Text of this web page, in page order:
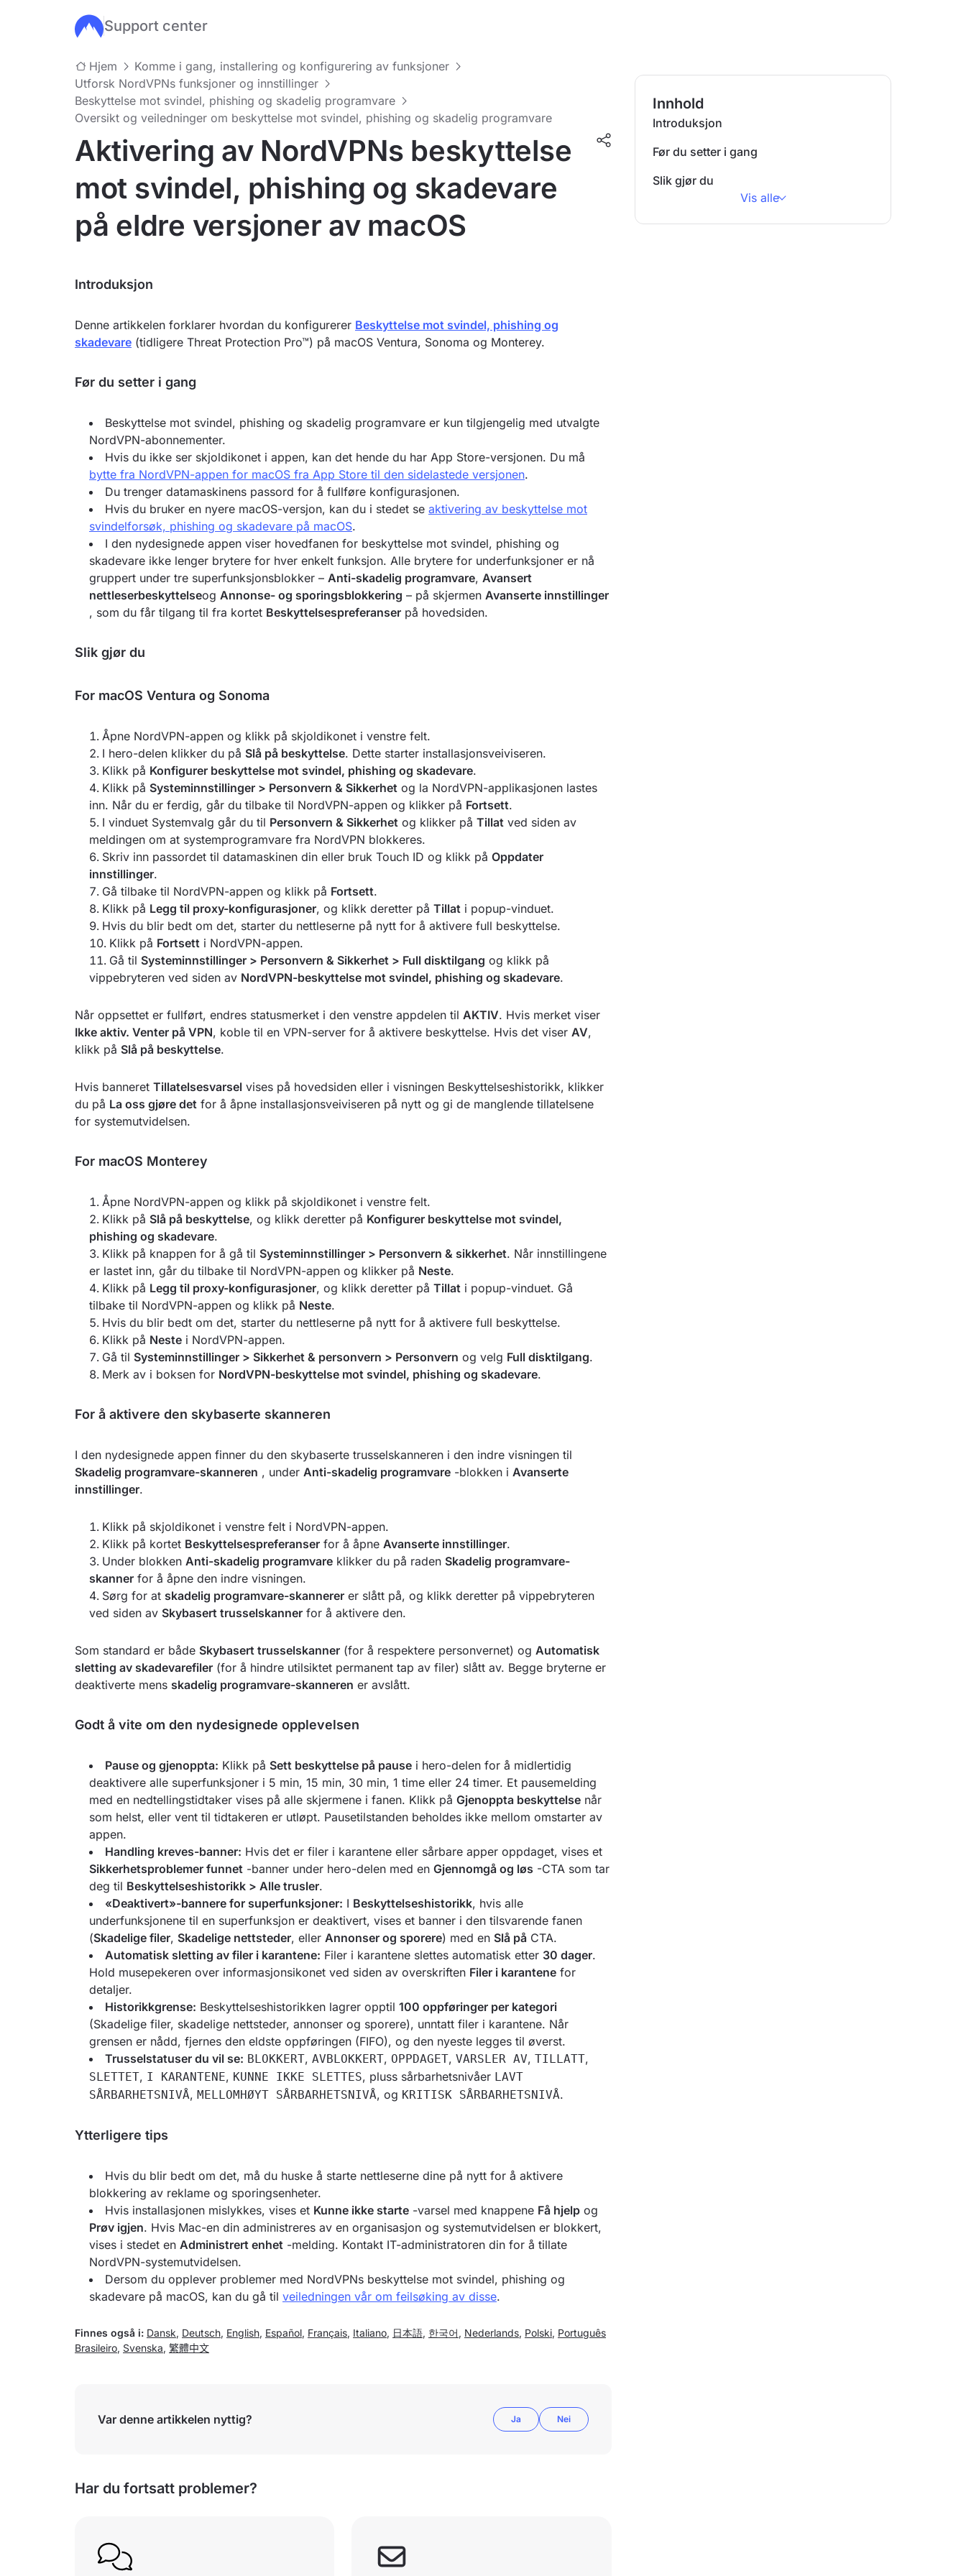
Hopp til hovedinnhold
Support center
Hjem
Komme i gang, installering og konfigurering av funksjoner
Utforsk NordVPNs funksjoner og innstillinger
Beskyttelse mot svindel, phishing og skadelig programvare
Oversikt og veiledninger om beskyttelse mot svindel, phishing og skadelig programvare
Aktivering av NordVPNs beskyttelse
mot svindel, phishing og skadevare
på eldre versjoner av macOS
Introduksjon
Denne artikkelen forklarer hvordan du konfigurerer Beskyttelse mot svindel, phishing og
skadevare (tidligere Threat Protection Pro™) på macOS Ventura, Sonoma og Monterey.
Før du setter i gang
Beskyttelse mot svindel, phishing og skadelig programvare er kun tilgjengelig med utvalgte
NordVPN-abonnementer.
Hvis du ikke ser skjoldikonet i appen, kan det hende du har App Store-versjonen. Du må
bytte fra NordVPN-appen for macOS fra App Store til den sidelastede versjonen.
Du trenger datamaskinens passord for å fullføre konfigurasjonen.
Hvis du bruker en nyere macOS-versjon, kan du i stedet se aktivering av beskyttelse mot
svindelforsøk, phishing og skadevare på macOS.
I den nydesignede appen viser hovedfanen for beskyttelse mot svindel, phishing og
skadevare ikke lenger brytere for hver enkelt funksjon. Alle brytere for underfunksjoner er nå
gruppert under tre superfunksjonsblokker – Anti-skadelig programvare, Avansert
nettleserbeskyttelseog Annonse- og sporingsblokkering – på skjermen Avanserte innstillinger
, som du får tilgang til fra kortet Beskyttelsespreferanser på hovedsiden.
Slik gjør du
For macOS Ventura og Sonoma
Åpne NordVPN-appen og klikk på skjoldikonet i venstre felt.
I hero-delen klikker du på Slå på beskyttelse. Dette starter installasjonsveiviseren.
Klikk på Konfigurer beskyttelse mot svindel, phishing og skadevare.
Klikk på Systeminnstillinger > Personvern & Sikkerhet og la NordVPN-applikasjonen lastes
inn. Når du er ferdig, går du tilbake til NordVPN-appen og klikker på Fortsett.
I vinduet Systemvalg går du til Personvern & Sikkerhet og klikker på Tillat ved siden av
meldingen om at systemprogramvare fra NordVPN blokkeres.
Skriv inn passordet til datamaskinen din eller bruk Touch ID og klikk på Oppdater
innstillinger.
Gå tilbake til NordVPN-appen og klikk på Fortsett.
Klikk på Legg til proxy-konfigurasjoner, og klikk deretter på Tillat i popup-vinduet.
Hvis du blir bedt om det, starter du nettleserne på nytt for å aktivere full beskyttelse.
Klikk på Fortsett i NordVPN-appen.
Gå til Systeminnstillinger > Personvern & Sikkerhet > Full disktilgang og klikk på
vippebryteren ved siden av NordVPN-beskyttelse mot svindel, phishing og skadevare.
Når oppsettet er fullført, endres statusmerket i den venstre appdelen til AKTIV. Hvis merket viser
Ikke aktiv. Venter på VPN, koble til en VPN-server for å aktivere beskyttelse. Hvis det viser AV,
klikk på Slå på beskyttelse.
Hvis banneret Tillatelsesvarsel vises på hovedsiden eller i visningen Beskyttelseshistorikk, klikker
du på La oss gjøre det for å åpne installasjonsveiviseren på nytt og gi de manglende tillatelsene
for systemutvidelsen.
For macOS Monterey
Åpne NordVPN-appen og klikk på skjoldikonet i venstre felt.
Klikk på Slå på beskyttelse, og klikk deretter på Konfigurer beskyttelse mot svindel,
phishing og skadevare.
Klikk på knappen for å gå til Systeminnstillinger > Personvern & sikkerhet. Når innstillingene
er lastet inn, går du tilbake til NordVPN-appen og klikker på Neste.
Klikk på Legg til proxy-konfigurasjoner, og klikk deretter på Tillat i popup-vinduet. Gå
tilbake til NordVPN-appen og klikk på Neste.
Hvis du blir bedt om det, starter du nettleserne på nytt for å aktivere full beskyttelse.
Klikk på Neste i NordVPN-appen.
Gå til Systeminnstillinger > Sikkerhet & personvern > Personvern og velg Full disktilgang.
Merk av i boksen for NordVPN-beskyttelse mot svindel, phishing og skadevare.
For å aktivere den skybaserte skanneren
I den nydesignede appen finner du den skybaserte trusselskanneren i den indre visningen til
Skadelig programvare-skanneren , under Anti-skadelig programvare -blokken i Avanserte
innstillinger.
Klikk på skjoldikonet i venstre felt i NordVPN-appen.
Klikk på kortet Beskyttelsespreferanser for å åpne Avanserte innstillinger.
Under blokken Anti-skadelig programvare klikker du på raden Skadelig programvare-
skanner for å åpne den indre visningen.
Sørg for at skadelig programvare-skannerer er slått på, og klikk deretter på vippebryteren
ved siden av Skybasert trusselskanner for å aktivere den.
Som standard er både Skybasert trusselskanner (for å respektere personvernet) og Automatisk
sletting av skadevarefiler (for å hindre utilsiktet permanent tap av filer) slått av. Begge bryterne er
deaktiverte mens skadelig programvare-skanneren er avslått.
Godt å vite om den nydesignede opplevelsen
Pause og gjenoppta: Klikk på Sett beskyttelse på pause i hero-delen for å midlertidig
deaktivere alle superfunksjoner i 5 min, 15 min, 30 min, 1 time eller 24 timer. Et pausemelding
med en nedtellingstidtaker vises på alle skjermene i fanen. Klikk på Gjenoppta beskyttelse når
som helst, eller vent til tidtakeren er utløpt. Pausetilstanden beholdes ikke mellom omstarter av
appen.
Handling kreves-banner: Hvis det er filer i karantene eller sårbare apper oppdaget, vises et
Sikkerhetsproblemer funnet -banner under hero-delen med en Gjennomgå og løs -CTA som tar
deg til Beskyttelseshistorikk > Alle trusler.
«Deaktivert»-bannere for superfunksjoner: I Beskyttelseshistorikk, hvis alle
underfunksjonene til en superfunksjon er deaktivert, vises et banner i den tilsvarende fanen
(Skadelige filer, Skadelige nettsteder, eller Annonser og sporere) med en Slå på CTA.
Automatisk sletting av filer i karantene: Filer i karantene slettes automatisk etter 30 dager.
Hold musepekeren over informasjonsikonet ved siden av overskriften Filer i karantene for
detaljer.
Historikkgrense: Beskyttelseshistorikken lagrer opptil 100 oppføringer per kategori
(Skadelige filer, skadelige nettsteder, annonser og sporere), unntatt filer i karantene. Når
grensen er nådd, fjernes den eldste oppføringen (FIFO), og den nyeste legges til øverst.
Trusselstatuser du vil se: BLOKKERT, AVBLOKKERT, OPPDAGET, VARSLER AV, TILLATT,
SLETTET, I KARANTENE, KUNNE IKKE SLETTES, pluss sårbarhetsnivåer LAVT
SÅRBARHETSNIVÅ, MELLOMHØYT SÅRBARHETSNIVÅ, og KRITISK SÅRBARHETSNIVÅ.
Ytterligere tips
Hvis du blir bedt om det, må du huske å starte nettleserne dine på nytt for å aktivere
blokkering av reklame og sporingsenheter.
Hvis installasjonen mislykkes, vises et Kunne ikke starte -varsel med knappene Få hjelp og
Prøv igjen. Hvis Mac-en din administreres av en organisasjon og systemutvidelsen er blokkert,
vises i stedet en Administrert enhet -melding. Kontakt IT-administratoren din for å tillate
NordVPN-systemutvidelsen.
Dersom du opplever problemer med NordVPNs beskyttelse mot svindel, phishing og
skadevare på macOS, kan du gå til veiledningen vår om feilsøking av disse.
Finnes også i: Dansk, Deutsch, English, Español, Français, Italiano, 日本語, 한국어 , Nederlands, Polski, Português
Brasileiro, Svenska, 繁體中文
Var denne artikkelen nyttig? Ja Nei
Har du fortsatt problemer?
Innhold
Introduksjon
Før du setter i gang
Slik gjør du
Vis alle